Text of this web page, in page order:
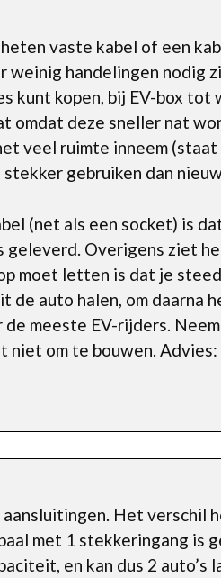
vaste kabel of een
handelingen nodig
kunt kopen, bij EV-box tot
omdat deze sneller nat
veel ruimte inneem
gebruiken dan
(net als een socket) is
Overigens ziet
moet letten is dat je
auto halen, om daarna
meeste EV-rijders.
om te bouwen.
Het verschil
met 1 stekkeringang is
en kan dus 2 auto’s